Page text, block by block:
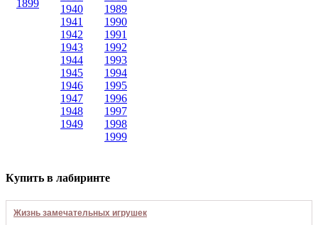
1899
1940
1941
1942
1943
1944
1945
1946
1947
1948
1949
1989
1990
1991
1992
1993
1994
1995
1996
1997
1998
1999
Купить в лабиринте
Жизнь замечательных игрушек